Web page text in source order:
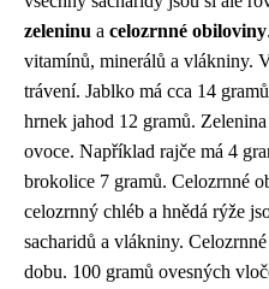
zeleninu a celozrnné obiloviny
vitamínů, minerálů a vlákniny.
trávení. Jablko má cca 14
hrnek jahod 12 gramů.
ovoce. Například rajče má 4
brokolice 7 gramů. Celozrnné
celozrnný chléb a hnědá rýže
sacharidů a vlákniny.
dobu. 100 gramů ovesných